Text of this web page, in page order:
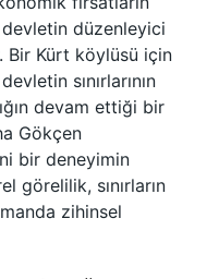
düzenleyici
Bir Kürt köylüsü için
sınırlarının
devam ettiği bir
Gökçen
bir deneyimin
görelilik, sınırların
zihinsel